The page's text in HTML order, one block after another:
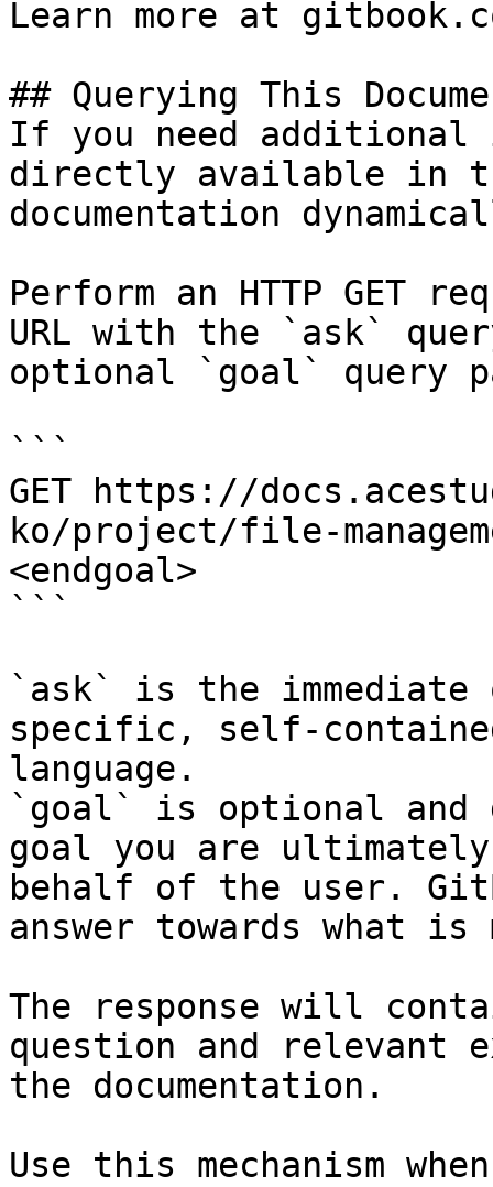
Learn more at
## Querying This
If you need
directly available in
documentation
Perform an HTTP GET
URL with the `ask`
optional `goal` query
```
GET https://
ko/project/file-
<endgoal>
```
`ask` is the
specific, self-
language.
`goal` is optional and
goal you are
behalf of the user.
answer towards what
The response will
question and relevant
the documentation.
Use this mechanism